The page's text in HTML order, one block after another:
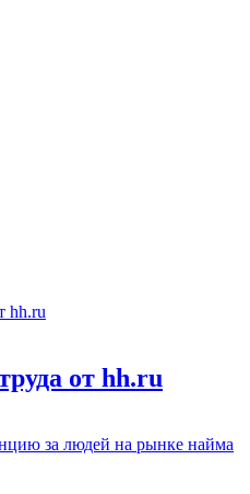
от hh.ru